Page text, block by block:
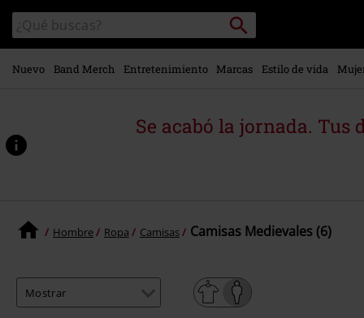
contenido
principal
Buscar
en
el
catálogo
Buscar
Nuevo Band Merch Entretenimiento Marcas Estilo de vida
Se acabó la jornada. Tus
Hombre Ropa Camisas Camisas Medievales (6)